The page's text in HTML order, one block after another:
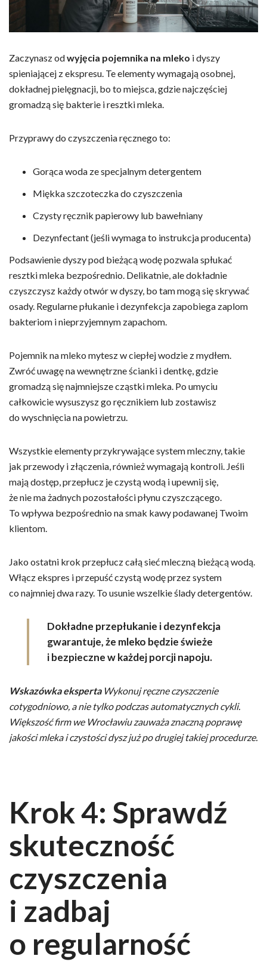
Zaczynasz odwyjęcia pojemnika na mleko i dyszy
spieniającej z ekspresu. Te elementy wymagają osobnej,
dokładnej pielęgnacji, bo to miejsca, gdzie najczęściej
gromadzą się bakterie i resztki mleka.
Przyprawy do czyszczenia ręcznego to:
Gorąca woda ze specjalnym detergentem
Miękka szczoteczka do czyszczenia
Czysty ręcznik papierowy lub bawełniany
Dezynfectant (jeśli wymaga to instrukcja producenta)
Podsawienie dyszy pod bieżącą wodę pozwala spłukać
resztki mleka bezpośrednio. Delikatnie, ale dokładnie
czyszczysz każdy otwór w dyszy, bo tam mogą się skrywać
osady. Regularne płukanie i dezynfekcja zapobiega zaplom
bakteriom i nieprzyjemnym zapachom.
Pojemnik na mleko mytesz w ciepłej wodzie z mydłem.
Zwróć uwagę na wewnętrzne ścianki i dentkę, gdzie
gromadzą się najmniejsze cząstki mleka. Po umyciu
całkowicie wysuszysz go ręcznikiem lub zostawisz
do wyschnięcia na powietrzu.
Wszystkie elementy przykrywające system mleczny, takie
jak przewody i złączenia, również wymagają kontroli. Jeśli
mają dostęp, przepłucz je czystą wodą i upewnij się,
że nie ma żadnych pozostałości płynu czyszczącego.
To wpływa bezpośrednio na smak kawy podawanej Twoim
klientom.
Jako ostatni krok przepłucz całą sieć mleczną bieżącą wodą.
Włącz ekspres i przepuść czystą wodę przez system
co najmniej dwa razy. To usunie wszelkie ślady detergentów.
Dokładne przepłukanie i dezynfekcja
gwarantuje, że mleko będzie świeże
i bezpieczne w każdej porcji napoju.
Wskazówka eksperta Wykonuj ręczne czyszczenie
cotygodniowo, a nie tylko podczas automatycznych cykli.
Większość firm we Wrocławiu zauważa znaczną poprawę
jakości mleka i czystości dysz już po drugiej takiej procedurze.
Krok 4: Sprawdź
skuteczność
czyszczenia
i zadbaj
o regularność